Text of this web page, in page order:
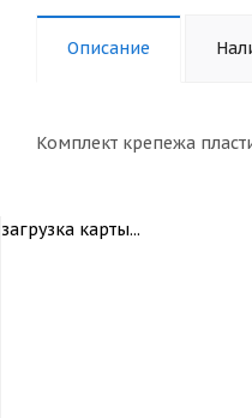
Описание
Комплект крепежа
загрузка карты...